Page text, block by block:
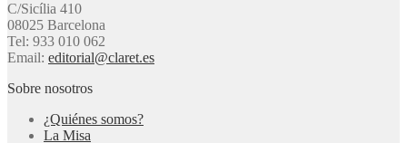
C/Sicília 410
08025 Barcelona
Tel: 933 010 062
Email: editorial@claret.es
Sobre nosotros
¿Quiénes somos?
La Misa